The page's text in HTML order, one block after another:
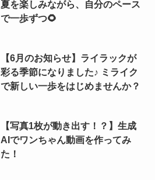
夏を楽しみながら、自分のペース
で一歩ずつ🌻
【6月のお知らせ】ライラックが
彩る季節になりました♪ ミライク
で新しい一歩をはじめませんか？
【写真1枚が動き出す！？】生成
AIでワンちゃん動画を作ってみ
た！